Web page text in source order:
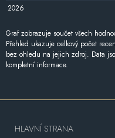
2026
Graf zobrazuje součet všech
Přehled ukazuje celkový počet
bez ohledu na jejich zdroj. Data
kompletní informace.
HLAVNÍ STRANA